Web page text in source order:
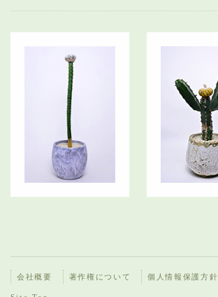
会社概要 著作権について 個人情報保護方針